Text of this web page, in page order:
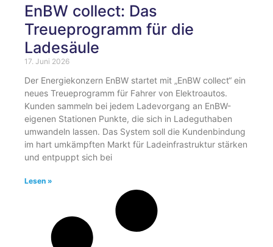
EnBW collect: Das
Treueprogramm für die
Ladesäule
17. Juni 2026
Der Energiekonzern EnBW startet mit „EnBW collect“ ein
neues Treueprogramm für Fahrer von Elektroautos.
Kunden sammeln bei jedem Ladevorgang an EnBW-
eigenen Stationen Punkte, die sich in Ladeguthaben
umwandeln lassen. Das System soll die Kundenbindung
im hart umkämpften Markt für Ladeinfrastruktur stärken
und entpuppt sich bei
Lesen »